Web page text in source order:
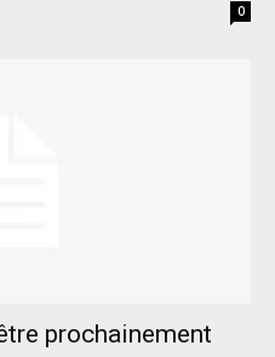
0
prochainement